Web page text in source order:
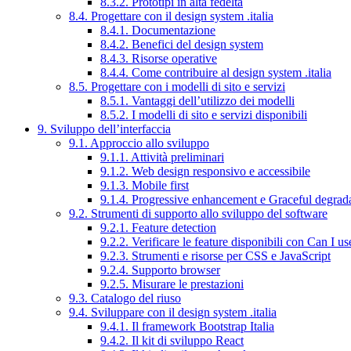
8.4. Progettare con il design system .italia
8.4.1. Documentazione
8.4.2. Benefici del design system
8.4.3. Risorse operative
8.4.4. Come contribuire al design system .italia
8.5. Progettare con i modelli di sito e servizi
8.5.1. Vantaggi dell’utilizzo dei modelli
8.5.2. I modelli di sito e servizi disponibili
9. Sviluppo dell’interfaccia
9.1. Approccio allo sviluppo
9.1.1. Attività preliminari
9.1.2. Web design responsivo e accessibile
9.1.3. Mobile first
9.1.4. Progressive enhancement e Graceful
9.2. Strumenti di supporto allo sviluppo del software
9.2.1. Feature detection
9.2.2. Verificare le feature disponibili con Can I
9.2.3. Strumenti e risorse per CSS e JavaScript
9.2.4. Supporto browser
9.2.5. Misurare le prestazioni
9.3. Catalogo del riuso
9.4. Sviluppare con il design system .italia
9.4.1. Il framework Bootstrap Italia
9.4.2. Il kit di sviluppo React